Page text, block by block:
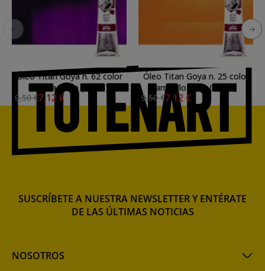
Óleo Titan Goya n. 62 color
violeta Goya (60 ml)
9,50 €7,12 €
Óleo Titan Goya n. 25 color
amarillo indio (60 ml)
9,50 €7,12 €
NOSOTROS
SUSCRÍBETE A NUESTRA NEWSLETTER Y ENTÉRATE
DE LAS ÚLTIMAS NOTICIAS